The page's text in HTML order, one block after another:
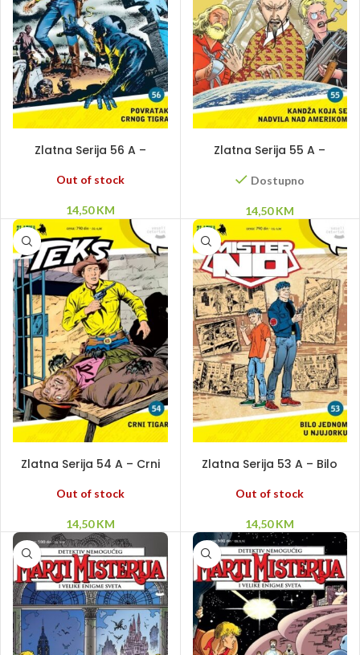
Zlatna Serija 56 A –
Out of stock
14,50KM
Zlatna Serija 55 A –
nad Amerikom
Dostupno
14,50KM
Zlatna Serija 54 A – Crni
Out of stock
14,50KM
Zlatna Serija 53 A – Bilo
Out of stock
14,50KM